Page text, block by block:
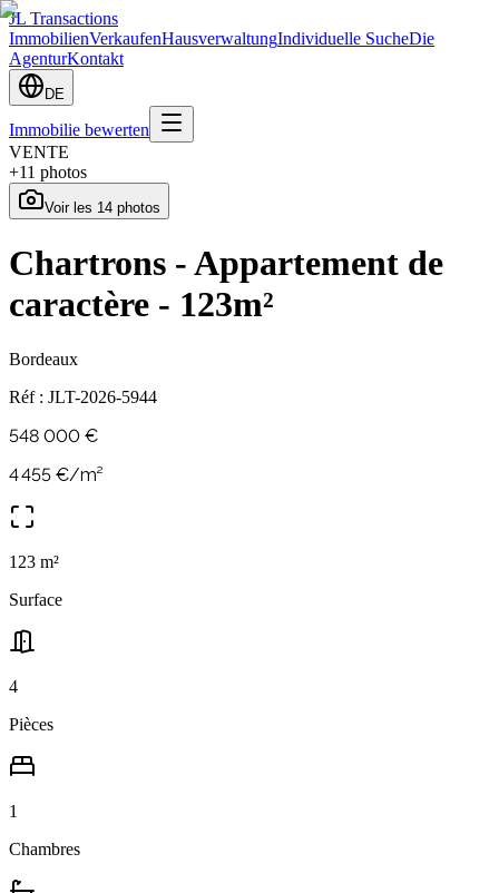
JL Transactions
ImmobilienVerkaufenHausverwaltungIndividuelle SucheDie
AgenturKontakt
DE
Immobilie bewerten
VENTE
+11 photos
Voir les 14 photos
Chartrons - Appartement de
caractère - 123m²
Bordeaux
Réf : JLT-2026-5944
548 000 €
4 455 €/m²
123 m²
Surface
4
Pièces
1
Chambres